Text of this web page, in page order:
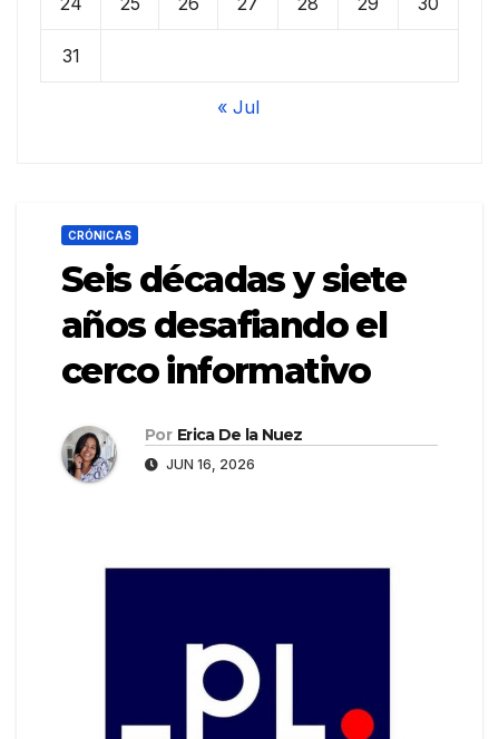
31
« Jul
CRÓNICAS
Seis décadas y siete
años desafiando el
cerco informativo
Por Erica De la Nuez
JUN 16, 2026